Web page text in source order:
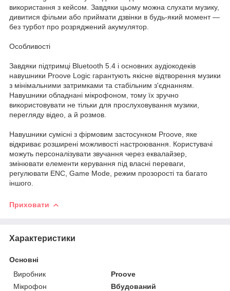
використання з кейсом. Завдяки цьому можна слухати музику,
дивитися фільми або приймати дзвінки в будь-який момент —
без турбот про розряджений акумулятор.
Особливості
Завдяки підтримці Bluetooth 5.4 і основних аудіокодеків
навушники Proove Logic гарантують якісне відтворення музики
з мінімальними затримками та стабільним з'єднанням.
Навушники обладнані мікрофоном, тому їх зручно
використовувати не тільки для прослуховування музики,
перегляду відео, а й розмов.
Навушники сумісні з фірмовим застосунком Proove, яке
відкриває розширені можливості настроювання. Користувачі
можуть персоналізувати звучання через еквалайзер,
змінювати елементи керування під власні переваги,
регулювати ENC, Game Mode, режим прозорості та багато
іншого.
Приховати
Характеристики
Основні
Виробник
Proove
Мікрофон
Вбудований